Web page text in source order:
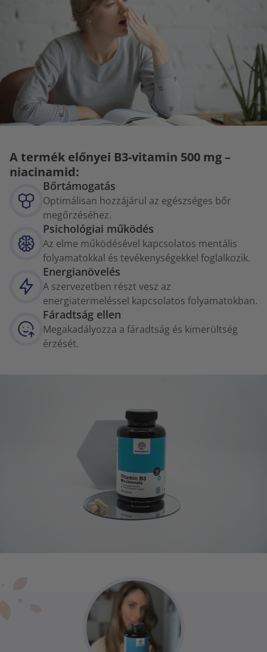
A termék előnyei B3-vitamin 500 mg –
niacinamid:
Bőrtámogatás
Optimálisan hozzájárul az egészséges bőr
megőrzéséhez.
Psichológiai működés
Az elme működésével kapcsolatos mentális
folyamatokkal és tevékenységekkel foglalkozik.
Energianövelés
A szervezetben részt vesz az
energiatermeléssel kapcsolatos folyamatokban.
Fáradtság ellen
Megakadályozza a fáradtság és kimerültség
érzését.